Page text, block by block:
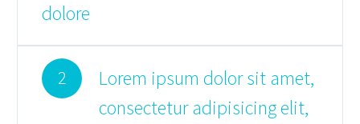
dolore
2
Lorem ipsum dolor sit amet,
consectetur adipisicing elit,